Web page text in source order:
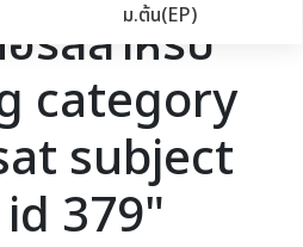
ยน
ม.ต้น(EP)
ร์สสำหรับ
category
subject
379"